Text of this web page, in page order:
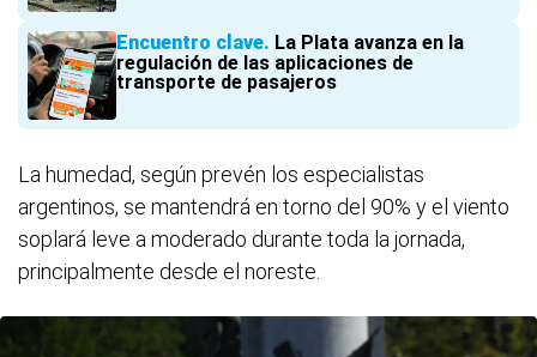
Encuentro clave
La Plata avanza en la
regulación de las aplicaciones de
transporte de pasajeros
La humedad, según prevén los especialistas
argentinos, se mantendrá en torno del 90% y el viento
soplará leve a moderado durante toda la jornada,
principalmente desde el noreste.